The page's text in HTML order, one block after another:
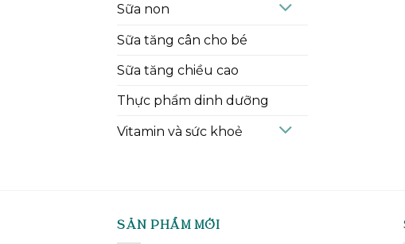
Sữa non
Sữa tăng cân cho bé
Sữa tăng chiều cao
Thực phẩm dinh dưỡng
Vitamin và sức khoẻ
SẢN PHẨM MỚI